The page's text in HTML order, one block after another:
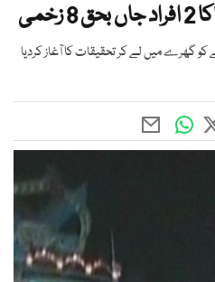
گھرے میں لے کر تحقیقات کا آغاز کردیا